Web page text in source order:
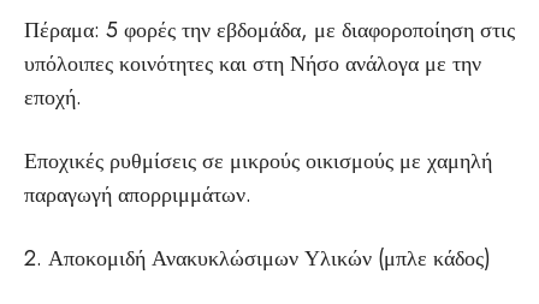
Πέραμα: 5 φορές την εβδομάδα, με διαφοροποίηση στις
υπόλοιπες κοινότητες και στη Νήσο ανάλογα με την
εποχή.
Εποχικές ρυθμίσεις σε μικρούς οικισμούς με χαμηλή
παραγωγή απορριμμάτων.
2. Αποκομιδή Ανακυκλώσιμων Υλικών (μπλε κάδος)